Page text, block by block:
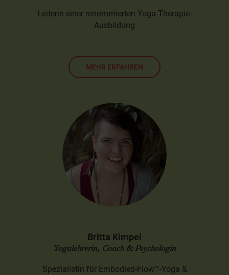
Leiterin einer renommierten Yoga-Therapie-
Ausbildung
MEHR ERFAHREN
Britta Kimpel
Yogalehrerin, Coach & Psychologin
Spezialistin für Embodied-Flow™-Yoga &